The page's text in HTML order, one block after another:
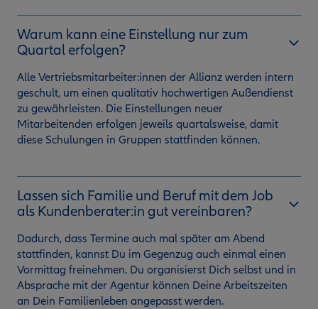
Warum kann eine Einstellung nur zum
Quartal erfolgen?
Alle Vertriebsmitarbeiter:innen der Allianz werden intern
geschult, um einen qualitativ hochwertigen Außendienst
zu gewährleisten. Die Einstellungen neuer
Mitarbeitenden erfolgen jeweils quartalsweise, damit
diese Schulungen in Gruppen stattfinden können.
Lassen sich Familie und Beruf mit dem Job
als Kundenberater:in gut vereinbaren?
Dadurch, dass Termine auch mal später am Abend
stattfinden, kannst Du im Gegenzug auch einmal einen
Vormittag freinehmen. Du organisierst Dich selbst und in
Absprache mit der Agentur können Deine Arbeitszeiten
an Dein Familienleben angepasst werden.